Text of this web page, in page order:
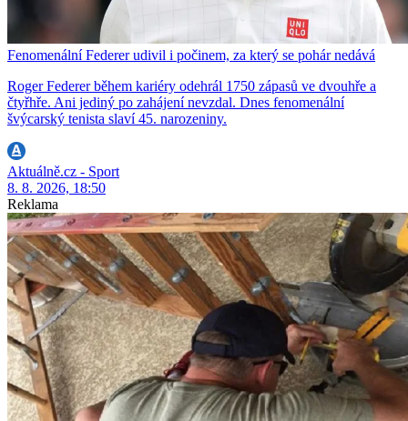
Fenomenální Federer udivil i počinem, za který se pohár nedává
Roger Federer během kariéry odehrál 1750 zápasů ve dvouhře a
čtyřhře. Ani jediný po zahájení nevzdal. Dnes fenomenální
švýcarský tenista slaví 45. narozeniny.
Aktuálně.cz - Sport
8. 8. 2026, 18:50
Reklama